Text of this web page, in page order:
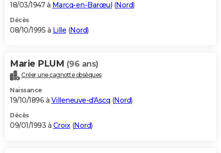
18/03/1947 à Marcq-en-Barœul (Nord)
Décès
08/10/1995 à Lille (Nord)
Marie PLUM (96 ans)
Créer une cagnotte obsèques
Naissance
19/10/1896 à Villeneuve-d'Ascq (Nord)
Décès
09/01/1993 à Croix(Nord)